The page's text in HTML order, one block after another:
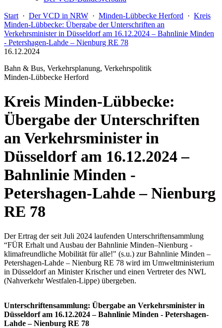
Start · Der VCD in NRW · Minden-Lübbecke Herford · Kreis
Minden-Lübbecke: Übergabe der Unterschriften an
Verkehrsminister in Düsseldorf am 16.12.2024 – Bahnlinie Minden
- Petershagen-Lahde – Nienburg RE 78
16.12.2024
Bahn & Bus, Verkehrsplanung, Verkehrspolitik
Minden-Lübbecke Herford
Kreis Minden-Lübbecke:
Übergabe der Unterschriften
an Verkehrsminister in
Düsseldorf am 16.12.2024 –
Bahnlinie Minden -
Petershagen-Lahde – Nienburg
RE 78
Der Ertrag der seit Juli 2024 laufenden Unterschriftensammlung
“FÜR Erhalt und Ausbau der Bahnlinie Minden–Nienburg -
klimafreundliche Mobilität für alle!" (s.u.) zur Bahnlinie Minden –
Petershagen-Lahde – Nienburg RE 78 wird im Umweltministerium
in Düsseldorf an Minister Krischer und einen Vertreter des NWL
(Nahverkehr Westfalen-Lippe) übergeben.
Unterschriftensammlung: Übergabe an Verkehrsminister in
Düsseldorf am 16.12.2024 – Bahnlinie Minden - Petershagen-
Lahde – Nienburg RE 78